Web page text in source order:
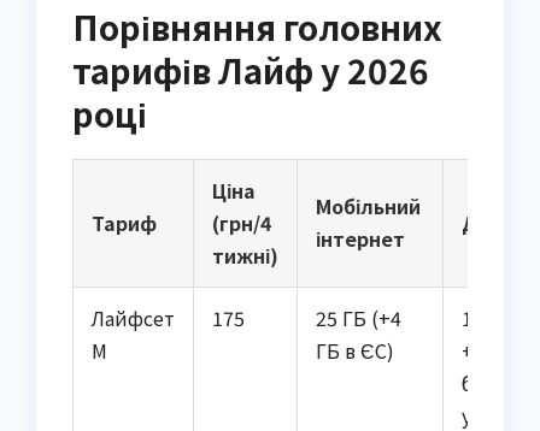
Порівняння головних
тарифів Лайф у 2026
році
Тариф
Ціна
(грн/4
тижні)
Мобільний
інтернет
Дзвінки
Лайфсет
М
175
25 ГБ (+4
ГБ в ЄС)
1300 хв
+
безліміт
у